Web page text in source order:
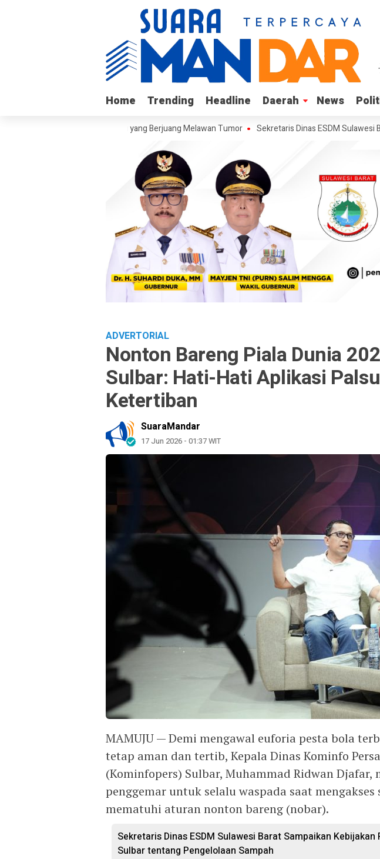
Home Trending Headline Daerah News
Home Trending Headline Daerah News
Arif, Remaja Kalukku yang Berjuang Melawan Tumor Sekretaris Dinas ESDM Sulawesi Barat
ADVERTORIAL
Nonton Bareng Piala Dunia
Sulbar: Hati-Hati Aplikasi
Ketertiban
SuaraMandar
17 Jun 2026 - 01:37 WIT
MAMUJU — Demi mengawal euforia pesta bola
tetap aman dan tertib, Kepala Dinas Kominfo
(Kominfopers) Sulbar, Muhammad Ridwan Djafar,
penggemar untuk selalu waspada saat
mematuhi aturan nonton bareng (nobar).
Sekretaris Dinas ESDM Sulawesi Barat Sampaikan Kebijakan
Sulbar tentang Pengelolaan Sampah